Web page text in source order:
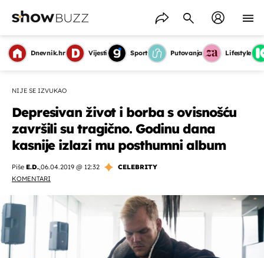
Dnevnik.hr Vijesti Sport Putovanja Lifestyle
NIJE SE IZVUKAO
Depresivan život i borba s ovisnošću
završili su tragično. Godinu dana
kasnije izlazi mu posthumni album
Piše E.D.,06.04.2019 @ 12:32
CELEBRITY
KOMENTARI
OMOGUĆI OBAVIJESTI